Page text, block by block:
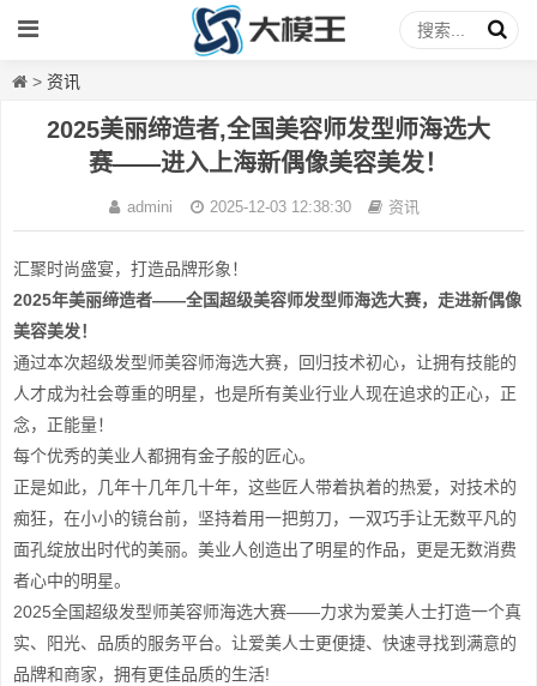
> 资讯
2025美丽缔造者,全国美容师发型师海选大
赛——进入上海新偶像美容美发！
admini 2025-12-03 12:38:30 资讯
汇聚时尚盛宴，打造品牌形象！
2025年美丽缔造者——全国超级美容师发型师海选大赛， 走进新偶像
美容美发！
通过本次超级发型师美容师海选大赛，回归技术初心，让拥有技能的
人才成为社会尊重的明星，也是所有美业行业人现在追求的正心，正
念，正能量！
每个优秀的美业人都拥有金子般的匠心。
正是如此，几年十几年几十年，这些匠人带着执着的热爱，对技术的
痴狂，在小小的镜台前，坚持着用一把剪刀，一双巧手让无数平凡的
面孔绽放出时代的美丽。美业人创造出了明星的作品，更是无数消费
者心中的明星。
2025全国超级发型师美容师海选大赛——力求为爱美人士打造一个真
实、阳光、品质的服务平台。让爱美人士更便捷、快速寻找到满意的
品牌和商家，拥有更佳品质的生活!